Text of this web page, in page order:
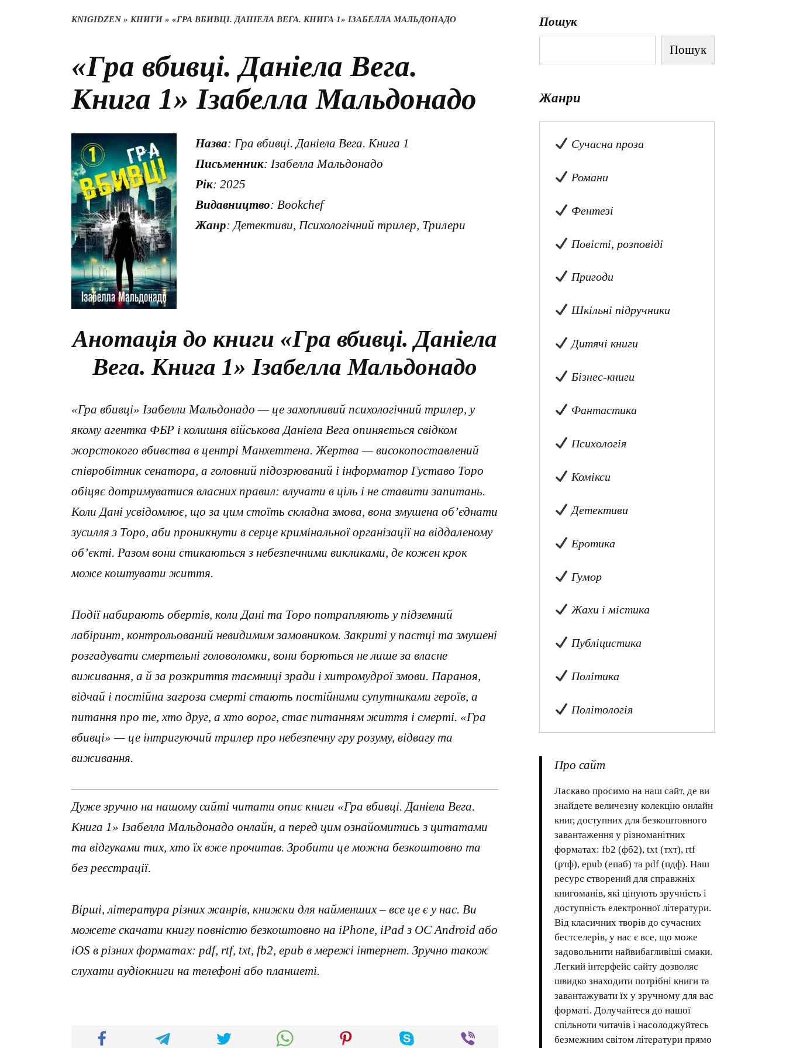
KNIGIDZEN» КНИГИ » «ГРА ВБИВЦІ. ДАНІЕЛА ВЕГА. КНИГА 1» ІЗАБЕЛЛА МАЛЬДОНАДО
«Гра вбивці. Даніела Вега.
Книга 1» Ізабелла Мальдонадо
Назва: Гра вбивці. Даніела Вега. Книга 1
Письменник: Ізабелла Мальдонадо
Рік: 2025
Видавництво: Bookchef
Жанр: Детективи, Психологічний трилер, Трилери
Анотація до книги «Гра вбивці. Даніела
Вега. Книга 1» Ізабелла Мальдонадо
«Гра вбивці» Ізабелли Мальдонадо — це захопливий психологічний трилер, у
якому агентка ФБР і колишня військова Даніела Вега опиняється свідком
жорстокого вбивства в центрі Манхеттена. Жертва — високопоставлений
співробітник сенатора, а головний підозрюваний і інформатор Густаво Торо
обіцяє дотримуватися власних правил: влучати в ціль і не ставити запитань.
Коли Дані усвідомлює, що за цим стоїть складна змова, вона змушена об’єднати
зусилля з Торо, аби проникнути в серце кримінальної організації на віддаленому
об’єкті. Разом вони стикаються з небезпечними викликами, де кожен крок
може коштувати життя.
Події набирають обертів, коли Дані та Торо потрапляють у підземний
лабіринт, контрольований невидимим замовником. Закриті у пастці та змушені
розгадувати смертельні головоломки, вони борються не лише за власне
виживання, а й за розкриття таємниці зради і хитромудрої змови. Параноя,
відчай і постійна загроза смерті стають постійними супутниками героїв, а
питання про те, хто друг, а хто ворог, стає питанням життя і смерті. «Гра
вбивці» — це інтригуючий трилер про небезпечну гру розуму, відвагу та
виживання.
Дуже зручно на нашому сайті читати опис книги «Гра вбивці. Даніела Вега.
Книга 1» Ізабелла Мальдонадо онлайн, а перед цим ознайомитись з цитатами
та відгуками тих, хто їх вже прочитав. Зробити це можна безкоштовно та
без реєстрації.
Вірші, література різних жанрів, книжки для найменших – все це є у нас. Ви
можете скачати книгу повністю безкоштовно на iPhone, iPad з ОС Android або
iOS в різних форматах: pdf, rtf, txt, fb2, epub в мережі інтернет. Зручно також
слухати аудіокниги на телефоні або планшеті.
Пошук
Пошук
Жанри
Сучасна проза
Романи
Фентезі
Повісті, розповіді
Пригоди
Шкільні підручники
Дитячі книги
Бізнес-книги
Фантастика
Психологія
Комікси
Детективи
Еротика
Гумор
Жахи і містика
Публіцистика
Політика
Політологія
Про сайт
Ласкаво просимо на наш сайт, де ви
знайдете величезну колекцію онлайн
книг, доступних для безкоштовного
завантаження у різноманітних
форматах: fb2 (фб2), txt (тхт), rtf
(ртф), epub (епаб) та pdf (пдф). Наш
ресурс створений для справжніх
книгоманів, які цінують зручність і
доступність електронної літератури.
Від класичних творів до сучасних
бестселерів, у нас є все, що може
задовольнити найвибагливіші смаки.
Легкий інтерфейс сайту дозволяє
швидко знаходити потрібні книги та
завантажувати їх у зручному для вас
форматі. Долучайтеся до нашої
спільноти читачів і насолоджуйтесь
безмежним світом літератури прямо